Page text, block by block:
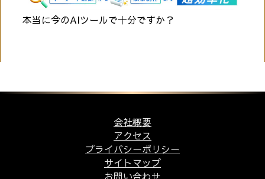
本当に今のAIツールで十分ですか？
会社概要
アクセス
プライバシーポリシー
サイトマップ
お問い合わせ